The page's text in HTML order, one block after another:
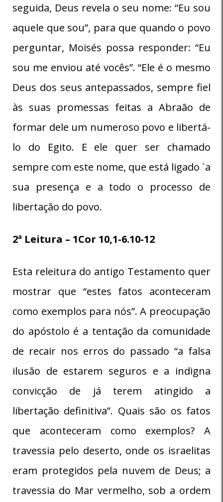
seguida, Deus revela o seu nome: “Eu sou
aquele que sou”, para que quando o povo
perguntar, Moisés possa responder: “Eu
sou me enviou até vocês”. “Ele é o mesmo
Deus dos seus antepassados, sempre fiel
às suas promessas feitas a Abraão de
formar dele um numeroso povo e libertá-
lo do Egito. E ele quer ser chamado
sempre com este nome, que está ligado `a
sua presença e a todo o processo de
libertação do povo.
2ª Leitura – 1Cor 10,1-6.10-12
Esta releitura do antigo Testamento quer
mostrar que “estes fatos aconteceram
como exemplos para nós”. A preocupação
do apóstolo é a tentação da comunidade
de recair nos erros do passado “a falsa
ilusão de estarem seguros e a indigna
convicção de já terem atingido a
libertação definitiva”. Quais são os fatos
que aconteceram como exemplos? A
travessia pelo deserto, onde os israelitas
eram protegidos pela nuvem de Deus; a
travessia do Mar vermelho, sob a ordem